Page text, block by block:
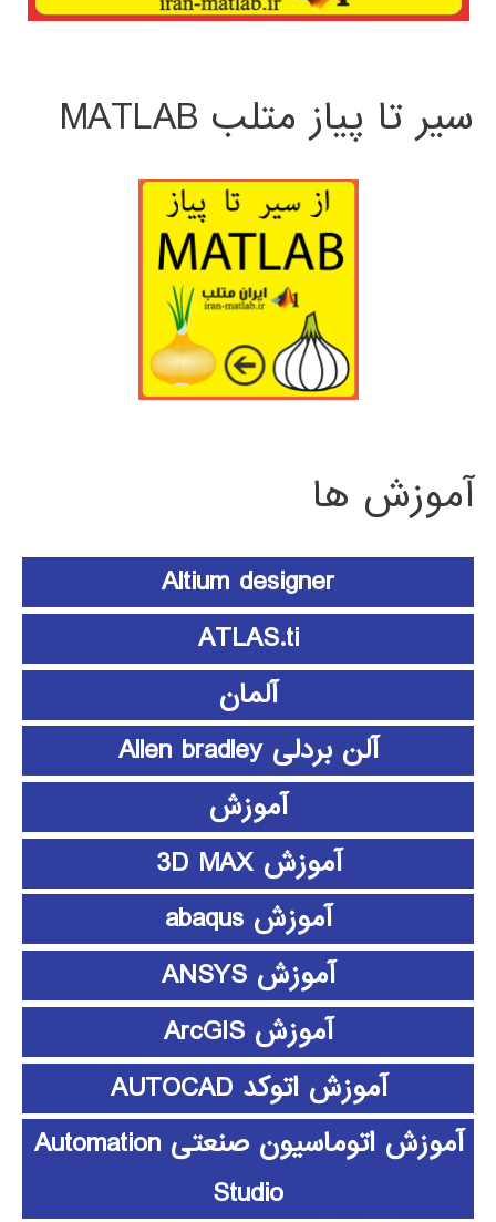
سیر تا پیاز متلب MATLAB
آموزش ها
Altium designer
ATLAS.ti
آلمان
آلن بردلی Allen bradley
آموزش
آموزش 3D MAX
آموزش abaqus
آموزش ANSYS
آموزش ArcGIS
آموزش اتوکد AUTOCAD
آموزش اتوماسیون صنعتی Automation
Studio